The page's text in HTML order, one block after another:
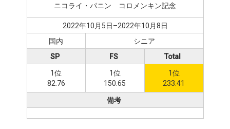
ニコライ・パニン゠コロメンキン記念
2022年10月5日–2022年10月8日
国内
シニア
SP
1位
82.76
FS
1位
150.65
Total
1位
233.41
備考